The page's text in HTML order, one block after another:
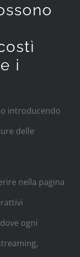
i
introducendo
delle
nella pagina
ogni